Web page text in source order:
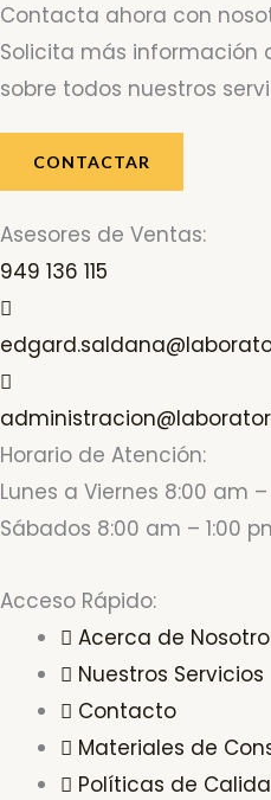
Contacta ahora con
Solicita más información
sobre todos nuestros
CONTACTAR
Asesores de Ventas:
949 136 115
Horario de Atención:
Lunes a Viernes 8:00 am
Sábados 8:00 am – 1:00
Acceso Rápido:
Acerca de
Nuestros Servicios
Contacto
Materiales de
Políticas de